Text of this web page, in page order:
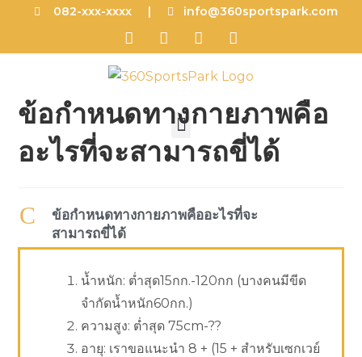
082-xxx-xxxx | info@360sportspark.com
ข้อกำหนดทางกายภาพคือ
อะไรที่จะสามารถขี่ได้
C
ข้อกำหนดทางกายภาพคืออะไรที่จะ
สามารถขี่ได้
น้ำหนัก: ต่ำสุด15กก.-120กก (บางคนมีขีด
จำกัดน้ำหนัก60กก.)
ความสูง: ต่ำสุด 75cm-??
อายุ: เราขอแนะนำ 8 + (15 + สำหรับเซกเวย์